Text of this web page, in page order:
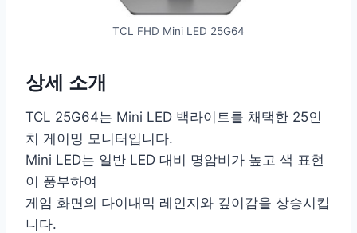
TCL FHD Mini LED 25G64
상세 소개
TCL 25G64는 Mini LED 백라이트를 채택한 25인
치 게이밍 모니터입니다.
Mini LED는 일반 LED 대비 명암비가 높고 색 표현
이 풍부하여
게임 화면의 다이내믹 레인지와 깊이감을 상승시킵
니다.